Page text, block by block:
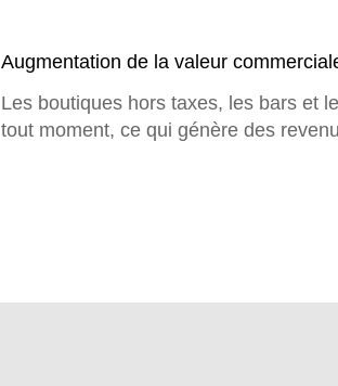
Augmentation de la valeur
Les boutiques hors taxes, les bars et
tout moment, ce qui génère des